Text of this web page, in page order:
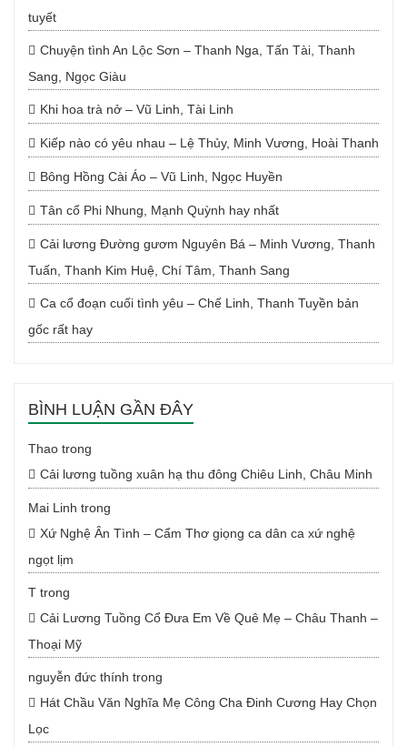
tuyết
Chuyện tình An Lộc Sơn – Thanh Nga, Tấn Tài, Thanh
Sang, Ngọc Giàu
Khi hoa trà nở – Vũ Linh, Tài Linh
Kiếp nào có yêu nhau – Lệ Thủy, Minh Vương, Hoài Thanh
Bông Hồng Cài Áo – Vũ Linh, Ngọc Huyền
Tân cổ Phi Nhung, Mạnh Quỳnh hay nhất
Cải lương Đường gươm Nguyên Bá – Minh Vương, Thanh
Tuấn, Thanh Kim Huệ, Chí Tâm, Thanh Sang
Ca cổ đoạn cuối tình yêu – Chế Linh, Thanh Tuyền bản
gốc rất hay
BÌNH LUẬN GẦN ĐÂY
Thao trong
Cải lương tuồng xuân hạ thu đông Chiêu Linh, Châu Minh
Mai Linh trong
Xứ Nghệ Ân Tình – Cẩm Thơ giọng ca dân ca xứ nghệ
ngọt lịm
T trong
Cải Lương Tuồng Cổ Đưa Em Về Quê Mẹ – Châu Thanh –
Thoại Mỹ
nguyễn đức thính trong
Hát Chầu Văn Nghĩa Mẹ Công Cha Đinh Cương Hay Chọn
Lọc